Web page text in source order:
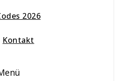
2026
Kontakt